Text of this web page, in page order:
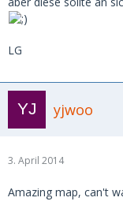
LG
yjwoo
3. April 2014
Amazing map, can't